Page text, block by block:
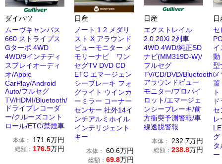
ダイハツ
ムーヴキャンバス
660 ストライプス
Gターボ 4WD
4WD/9インチディ
スプレイオーディ
オ/Apple
CarPlay/Android
Auto/フルセグ
TV/HDMI/Bluetooth/
ドライブレコーダ
ー/クルーズコント
ロール/ETC/禁煙車
本体： 171.6万円
総額： 176.5万円
日産
ノート 1.2 メダリ
スト X アラウンド
ビューモニター メ
モリーナビ ワン
セグTV DVD CD
ETC エマージェン
シーブレーキ フォ
グライト ウインカ
ーミラー コーナー
センサー 社外14イ
ンチアルミホイル
インテリジェント
キー
本体： 60.6万円
総額： 69.8万円
日産
エクストレイル
2.0 20Xi 2列車
4WD 4WD/純正SD
ナビ(MM319D-W)/
フルセグ
TV/CD/DVD/Bluetooth/
アラウンドビュー
モニター/プロパイ
ロット/エマージェ
ンシーブレーキ/前
方衝突予測警報/車
線逸脱警報
本体： 232.7万円
総額： 238.8万円
日
セ
イ
型
メ
置
ー